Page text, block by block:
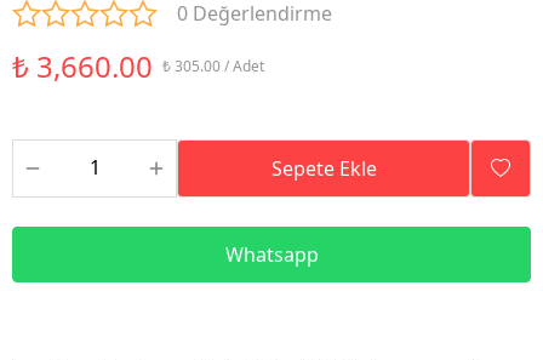
0 Değerlendirme
₺ 3,660.00 ₺ 305.00 / Adet
Sepete Ekle
Whatsapp